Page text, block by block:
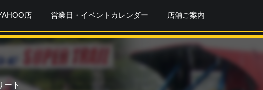
店 営業日・イベントカレンダー 店舗ご案内
ート